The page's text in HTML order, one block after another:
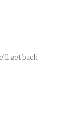
get back